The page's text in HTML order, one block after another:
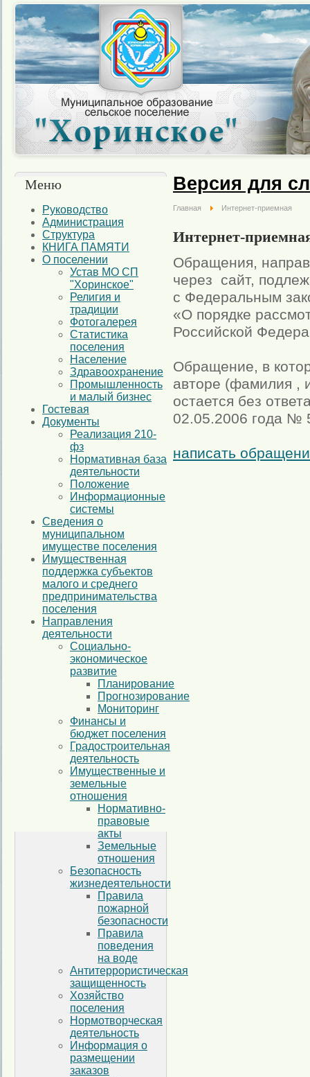
Меню
Руководство
Администрация
Структура
КНИГА ПАМЯТИ
О поселении
Устав МО СП
"Хоринское"
Религия и
традиции
Фотогалерея
Статистика
поселения
Население
Здравоохранение
Промышленность
и малый бизнес
Гостевая
Документы
Реализация 210-
фз
Нормативная база
деятельности
Положение
Информационные
системы
Сведения о
муниципальном
имуществе поселения
Имущественная
поддержка субъектов
малого и среднего
предпринимательства
поселения
Направления
деятельности
Социально-
экономическое
развитие
Планирование
Прогнозирование
Мониторинг
Финансы и
бюджет поселения
Градостроительная
деятельность
Имущественные и
земельные
отношения
Нормативно-
правовые
акты
Земельные
отношения
Безопасность
жизнедеятельности
Правила
пожарной
безопасности
Правила
поведения
на воде
Антитеррористическая
защищенность
Хозяйство
поселения
Нормотворческая
деятельность
Информация о
размещении
заказов
Версия для
Главная Интернет-приемная
Интернет-
Обращения,
через сайт,
с Федеральным
«О порядке
Российской
Обращение, в
авторе (фамилия ,
остается без
02.05.2006 года №
написать